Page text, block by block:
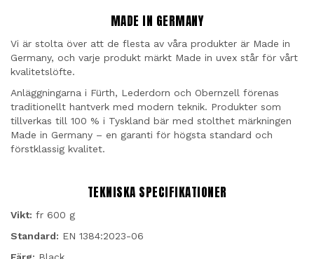
MADE IN GERMANY
Vi är stolta över att de flesta av våra produkter är Made in
Germany, och varje produkt märkt Made in uvex står för vårt
kvalitetslöfte.
Anläggningarna i Fürth, Lederdorn och Obernzell förenas
traditionellt hantverk med modern teknik. Produkter som
tillverkas till 100 % i Tyskland bär med stolthet märkningen
Made in Germany – en garanti för högsta standard och
förstklassig kvalitet.
TEKNISKA SPECIFIKATIONER
Vikt: fr 600 g
Standard: EN 1384:2023-06